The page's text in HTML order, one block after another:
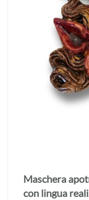
Maschera
con lingua